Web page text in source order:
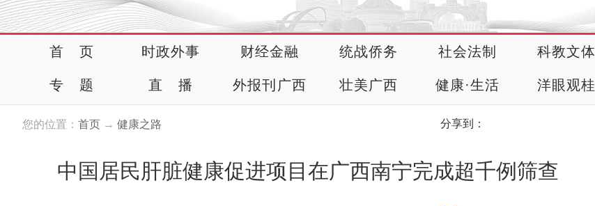
首 页 时政外事 财经金融 统战侨务 社会法制 科教文体
专 题 直 播 外报刊广西 壮美广西 健康·生活 洋眼观桂
您的位置： 首页 → 健康之路 分享到：
中国居民肝脏健康促进项目在广西南宁完成超千例筛查